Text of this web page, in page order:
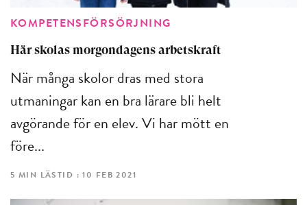
KOMPETENSFÖRSÖRJNING
Här skolas morgondagens arbetskraft
När många skolor dras med stora
utmaningar kan en bra lärare bli helt
avgörande för en elev. Vi har mött en
före...
5 MIN LÄSTID : 10 FEB 2021